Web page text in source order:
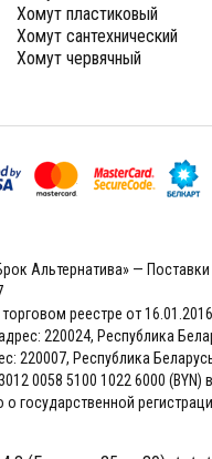
Хомут пластиковый
Хомут сантехнический
Хомут червячный
Альтернатива» —
реестре от 16.01.2016
220024, Республика
220007, Республика
0058 5100 1022 6000
о государственной